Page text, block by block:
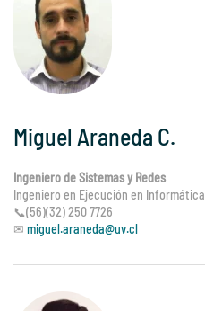
Miguel Araneda C.
Ingeniero de Sistemas y Redes
Ingeniero en Ejecución en Informática
📞(56)(32) 250 7726
✉ miguel.araneda@uv.cl